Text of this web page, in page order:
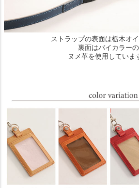
ストラップの表面は栃木オ
裏面はバイカラーの
ヌメ革を使用していま